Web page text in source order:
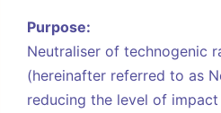
Purpose:
Neutraliser of technogenic
(hereinafter referred to as
reducing the level of